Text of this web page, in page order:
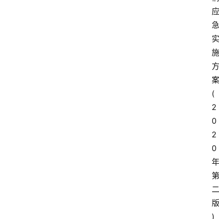
应
急
实
施
方
案
(
2
0
2
0
年
第
二
版
)